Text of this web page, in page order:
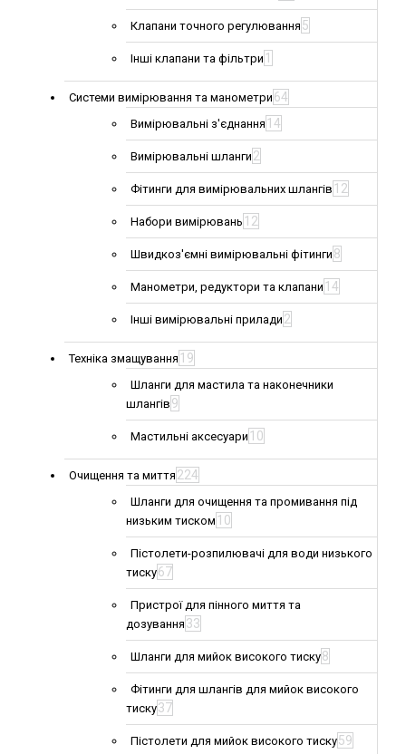
Клапани точного регулювання 5
Інші клапани та фільтри 1
Системи вимірювання та манометри 64
Вимірювальні з'єднання 14
Вимірювальні шланги 2
Фітинги для вимірювальних шлангів 12
Набори вимірювань 12
Швидкоз'ємні вимірювальні фітинги 8
Манометри, редуктори та клапани 14
Інші вимірювальні прилади 2
Техніка змащування 19
Шланги для мастила та наконечники
шлангів 9
Мастильні аксесуари 10
Очищення та миття 224
Шланги для очищення та промивання під
низьким тиском 10
Пістолети-розпилювачі для води низького
тиску67
Пристрої для пінного миття та
дозування 33
Шланги для мийок високого тиску8
Фітинги для шлангів для мийок високого
тиску37
Пістолети для мийок високого тиску59